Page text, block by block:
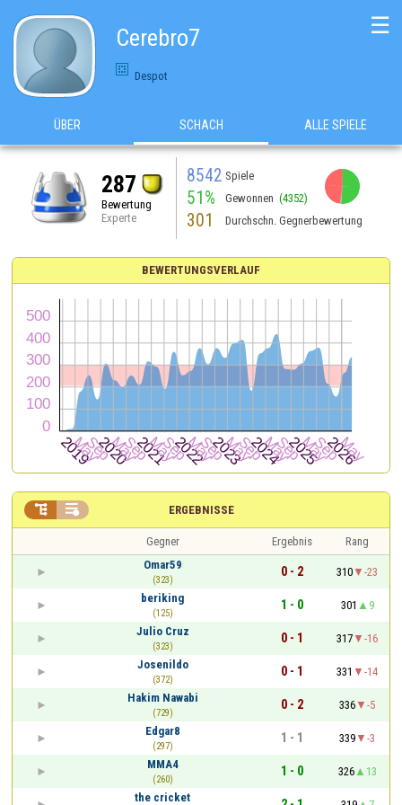
Cerebro7
Despot
☰
ÜBER SCHACH ALLE SPIELE
287
Bewertung
Experte
8542 Spiele
51% Gewonnen (4352)
301 Durchschn. Gegnerbewertung
BEWERTUNGSVERLAUF
ERGEBNISSE
 
Gegner Ergebnis
Rang
Omar59
(323)
0 - 2 310
-23
beriking
(125)
1 - 0 301
9
Julio Cruz
(323)
0 - 1 317
-16
Josenildo
(372)
0 - 1 331
-14
Hakim Nawabi
(729)
0 - 2 336
-5
Edgar8
(297)
1 - 1 339
-3
MMA4
(260)
1 - 0 326
13
the cricket